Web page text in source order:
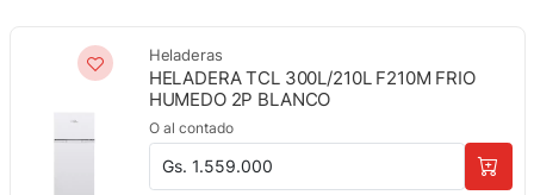
Heladeras
HELADERA TCL 300L/210L F210M FRIO
HUMEDO 2P BLANCO
O al contado
Gs. 1.559.000